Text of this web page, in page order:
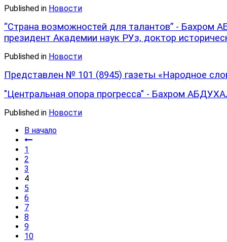
Published in Новости
“Страна возможностей для талантов” - Бахром
президент Академии наук РУз, доктор
Published in Новости
Представлен № 101 (8945) газеты «Народное
"Центральная опора прогресса" - Бахром
Published in Новости
В начало
1
2
3
4
5
6
7
8
9
10